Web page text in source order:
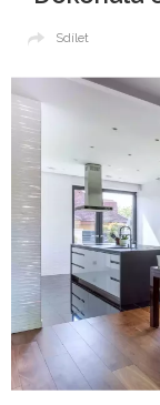
Sdílet